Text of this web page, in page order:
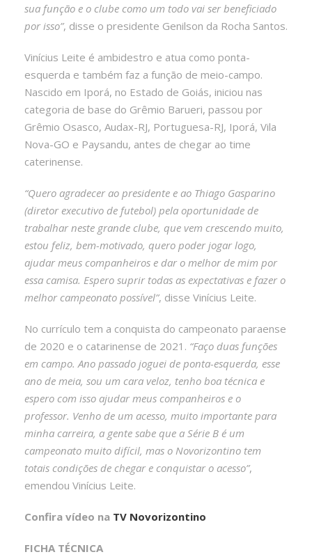
sua função e o clube como um todo vai ser beneficiado
por isso”, disse o presidente Genilson da Rocha Santos.
Vinícius Leite é ambidestro e atua como ponta-
esquerda e também faz a função de meio-campo.
Nascido em Iporá, no Estado de Goiás, iniciou nas
categoria de base do Grêmio Barueri, passou por
Grêmio Osasco, Audax-RJ, Portuguesa-RJ, Iporá, Vila
Nova-GO e Paysandu, antes de chegar ao time
caterinense.
“Quero agradecer ao presidente e ao Thiago Gasparino
(diretor executivo de futebol) pela oportunidade de
trabalhar neste grande clube, que vem crescendo muito,
estou feliz, bem-motivado, quero poder jogar logo,
ajudar meus companheiros e dar o melhor de mim por
essa camisa. Espero suprir todas as expectativas e fazer o
melhor campeonato possível”, disse Vinícius Leite.
No currículo tem a conquista do campeonato paraense
de 2020 e o catarinense de 2021. “Faço duas funções
em campo. Ano passado joguei de ponta-esquerda, esse
ano de meia, sou um cara veloz, tenho boa técnica e
espero com isso ajudar meus companheiros e o
professor. Venho de um acesso, muito importante para
minha carreira, a gente sabe que a Série B é um
campeonato muito difícil, mas o Novorizontino tem
totais condições de chegar e conquistar o acesso”,
emendou Vinícius Leite.
Confira vídeo na TV Novorizontino
FICHA TÉCNICA